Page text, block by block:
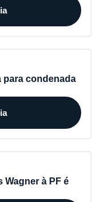
para condenada
Wagner à PF é